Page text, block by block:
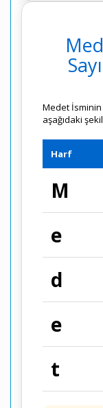
Medet İsminin
aşağıdaki
Harf
M
e
d
e
t